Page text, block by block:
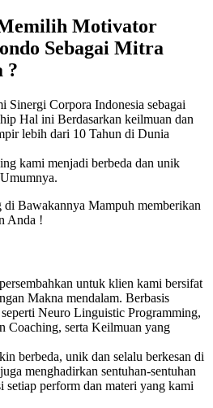
Motivator
Sebagai Mitra
?
Sinergi Corpora Indonesia sebagai
Hal ini Berdasarkan keilmuan dan
lebih dari 10 Tahun di Dunia
kami menjadi berbeda dan unik
Bawakannya Mampuh memberikan
Anda !
untuk klien kami bersifat
Makna mendalam. Berbasis
Neuro Linguistic Programming,
Coaching, serta Keilmuan yang
berbeda, unik dan selalu berkesan di
menghadirkan sentuhan-sentuhan
setiap perform dan materi yang kami